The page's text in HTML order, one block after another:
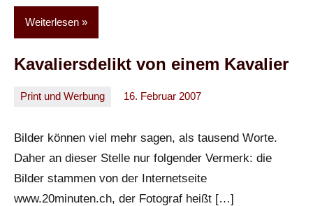
Weiterlesen
Kavaliersdelikt von einem Kavalier
Print und Werbung 16. Februar 2007
Bilder können viel mehr sagen, als tausend Worte.
Daher an dieser Stelle nur folgender Vermerk: die
Bilder stammen von der Internetseite
www.20minuten.ch, der Fotograf heißt […]